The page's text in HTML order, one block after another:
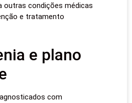
outras condições médicas
e tratamento
e plano
com